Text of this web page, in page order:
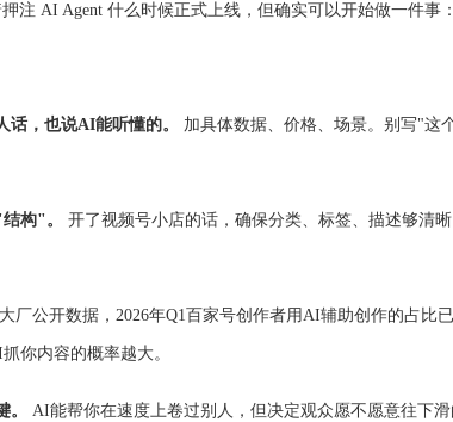
注 AI Agent 什么时候正式上线，但确实可以开始做一件事：
话，也说AI能听懂的。 加具体数据、价格、场景。别写"这
构"。 开了视频号小店的话，确保分类、标签、描述够清
厂公开数据，2026年Q1百家号创作者用AI辅助创作的占比
你内容的概率越大。
。 AI能帮你在速度上卷过别人，但决定观众愿不愿意往下